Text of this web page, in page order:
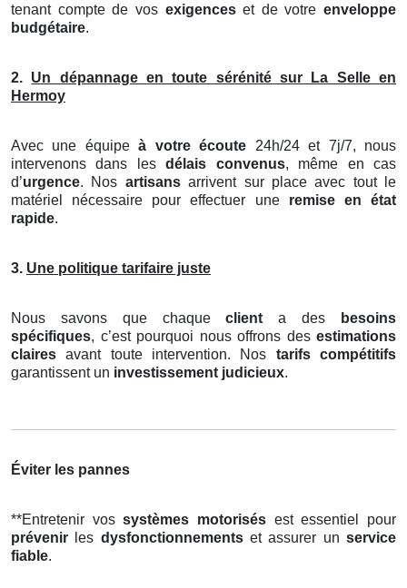
tenant compte de vos exigenceset de votre enveloppe
budgétaire.
2. Un dépannage en toute sérénité sur La Selle en
Hermoy
Avec une équipeà votre écoute 24h/24 et 7j/7, nous
intervenons dans lesdélais convenus, même en cas
d’urgence. Nos artisansarrivent sur place avec tout le
matériel nécessaire pour effectuer une remise en état
rapide.
3. Une politique tarifaire juste
Nous savons que chaqueclient a des
besoins
spécifiques, c’est pourquoi nous offrons des estimations
claires avant toute intervention. Nos tarifs compétitifs
garantissent un investissement judicieux.
Éviter les pannes
**Entretenir vossystèmes motorisés est essentiel pour
prévenir les dysfonctionnementset assurer unservice
fiable.